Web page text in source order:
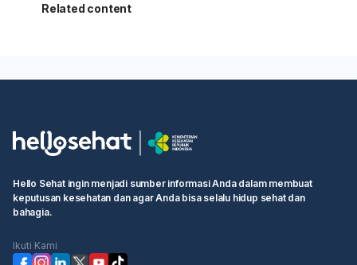
Related content
Hello Sehat ingin menjadi sumber informasi Anda dalam membuat
keputusan kesehatan dan agar Anda bisa selalu hidup sehat dan
bahagia.
Ikuti Kami